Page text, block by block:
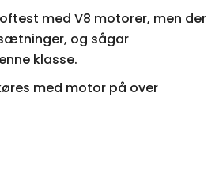
med V8 motorer, men der
og sågar
klasse.
med motor på over